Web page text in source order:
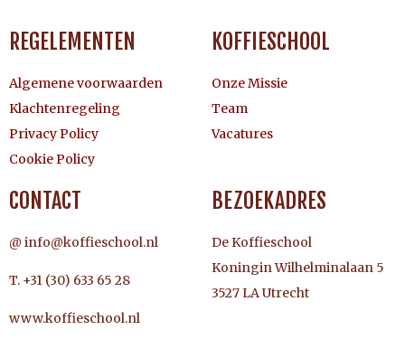
REGELEMENTEN
Algemene voorwaarden
Klachtenregeling
Privacy Policy
Cookie Policy
KOFFIESCHOOL
Onze Missie
Team
Vacatures
CONTACT
@ info@koffieschool.nl
T. +31 (30) 633 65 28
www.koffieschool.nl
BEZOEKADRES
De Koffieschool
Koningin Wilhelminalaan 5
3527 LA Utrecht